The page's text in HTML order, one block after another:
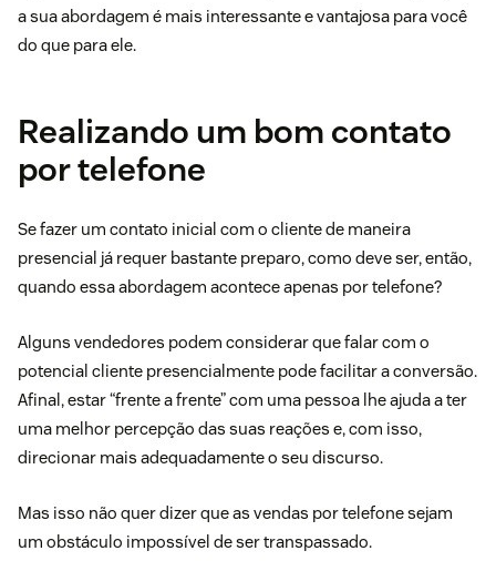
a sua abordagem é mais interessante e vantajosa para você
do que para ele.
Realizando um bom contato
por telefone
Se fazer um contato inicial com o cliente de maneira
presencial já requer bastante preparo, como deve ser, então,
quando essa abordagem acontece apenas por telefone?
Alguns vendedores podem considerar que falar com o
potencial cliente presencialmente pode facilitar a conversão.
Afinal, estar “frente a frente” com uma pessoa lhe ajuda a ter
uma melhor percepção das suas reações e, com isso,
direcionar mais adequadamente o seu discurso.
Mas isso não quer dizer que as vendas por telefone sejam
um obstáculo impossível de ser transpassado.